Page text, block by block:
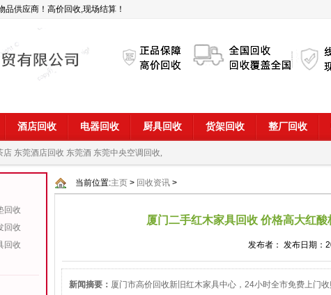
供应商！高价回收,现场结算！
酒店回收 电器回收 厨具回收 货架回收 整厂回收
店 东莞酒店回收 东莞酒 东莞中央空调回收,
回收
回收
回收
当前位置:主页 > 回收资讯 >
厦门二手红木家具回收 价格高大红
发布者： 发布日期：
新闻摘要： 厦门市高价回收新旧红木家具中心，24小时全市免费上门